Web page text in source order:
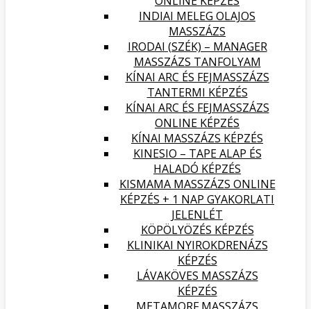
INDIAI MELEG OLAJOS
MASSZÁZS
IRODAI (SZÉK) – MANAGER
MASSZÁZS TANFOLYAM
KÍNAI ARC ÉS FEJMASSZÁZS
TANTERMI KÉPZÉS
KÍNAI ARC ÉS FEJMASSZÁZS
ONLINE KÉPZÉS
KÍNAI MASSZÁZS KÉPZÉS
KINESIO – TAPE ALAP ÉS
HALADÓ KÉPZÉS
KISMAMA MASSZÁZS ONLINE
KÉPZÉS + 1 NAP GYAKORLATI
JELENLÉT
KÖPÖLYÖZÉS KÉPZÉS
KLINIKAI NYIROKDRENÁZS
KÉPZÉS
LÁVAKÖVES MASSZÁZS
KÉPZÉS